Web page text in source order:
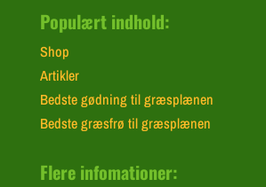
Populært indhold:
Shop
Artikler
Bedste gødning til græsplænen
Bedste græsfrø til græsplænen
Flere infomationer: